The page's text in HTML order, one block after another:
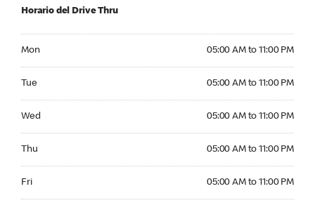
Horario del Drive Thru
Mon 05:00 AM to 11:00 PM
Tue 05:00 AM to 11:00 PM
Wed 05:00 AM to 11:00 PM
Thu 05:00 AM to 11:00 PM
Fri 05:00 AM to 11:00 PM